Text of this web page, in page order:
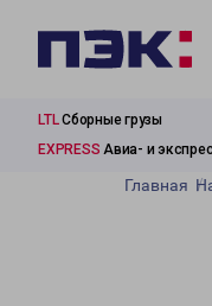
LTLСборные грузы
EXPRESS Авиа- и
Главная